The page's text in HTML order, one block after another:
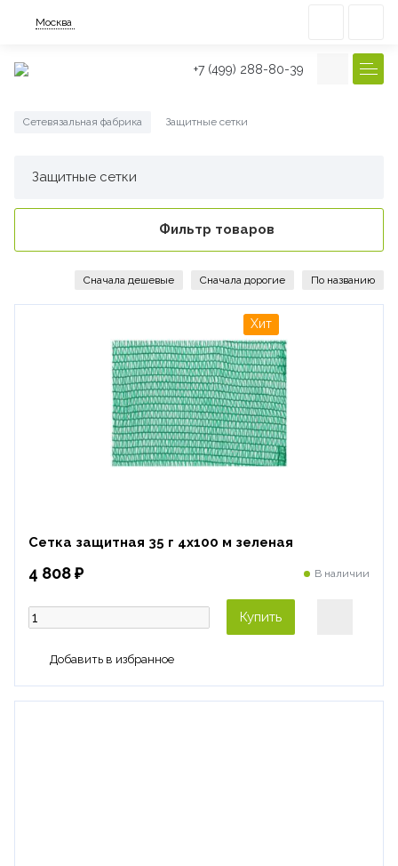
Москва
+7 (499) 288-80-39
Сетевязальная фабрика Защитные сетки
Защитные сетки
Фильтр товаров
Сетка защитная 35 г 4х100 м зеленая
4 808 ₽ В наличии
Купить